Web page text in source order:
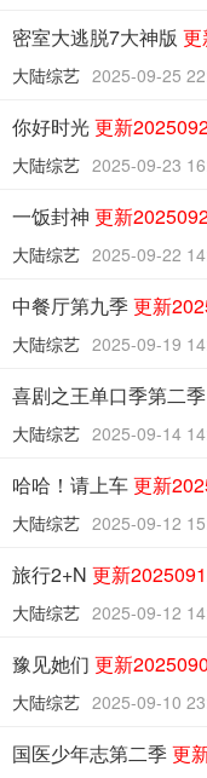
密室大逃脱7大神版 更
大陆综艺 2025-09-25
你好时光更新
大陆综艺 2025-09-23
一饭封神 更新
大陆综艺 2025-09-22
中餐厅第九季更新
大陆综艺 2025-09-19
喜剧之王单口季第二季
大陆综艺 2025-09-14
哈哈！请上车更新
大陆综艺 2025-09-12
旅行2+N 更新
大陆综艺 2025-09-12
豫见她们 更新
大陆综艺 2025-09-10
国医少年志第二季更